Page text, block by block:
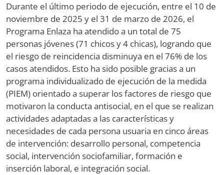
Durante el último periodo de ejecución, entre el 10 de
noviembre de 2025 y el 31 de marzo de 2026, el
Programa Enlaza ha atendido a un total de 75
personas jóvenes (71 chicos y 4 chicas), logrando que
el riesgo de reincidencia disminuya en el 76% de los
casos atendidos. Esto ha sido posible gracias a un
programa individualizado de ejecución de la medida
(PIEM) orientado a superar los factores de riesgo que
motivaron la conducta antisocial, en el que se realizan
actividades adaptadas a las características y
necesidades de cada persona usuaria en cinco áreas
de intervención: desarrollo personal, competencia
social, intervención sociofamiliar, formación e
inserción laboral, e integración social.